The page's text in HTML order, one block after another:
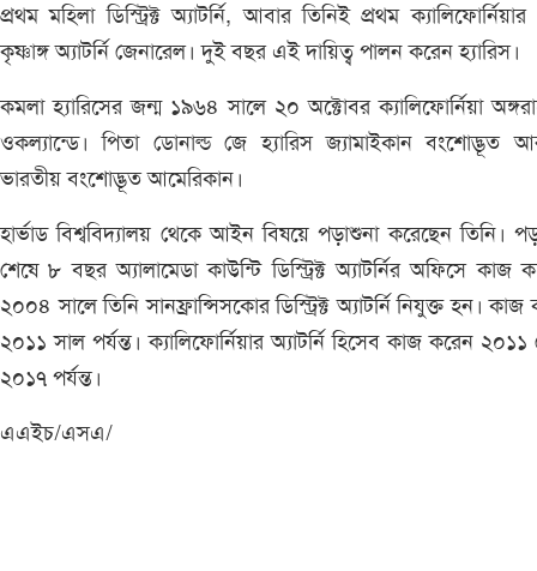
প্রথম মহিলা ডিস্ট্রিক্ট অ্যাটর্নি, আবার তিনিই প্রথম
কৃষ্ণাঙ্গ অ্যাটর্নি জেনারেল। দুই বছর এই দায়িত্ব পালন করেন হ্যারিস।
কমলা হ্যারিসের জন্ম ১৯৬৪ সালে ২০ অক্টোবর ক্যালিফোর্নিয়া
ওকল্যান্ডে। পিতা ডোনাল্ড জে হ্যারিস জ্যামাইকান বংশোদ্ভূত
ভারতীয় বংশোদ্ভূত আমেরিকান।
হার্ভাড বিশ্ববিদ্যালয় থেকে আইন বিষয়ে পড়াশুনা করেছেন তিনি।
শেষে ৮ বছর অ্যালামেডা কাউন্টি ডিস্ট্রিক্ট অ্যাটর্নির অফিসে কাজ
২০০৪ সালে তিনি সানফ্রান্সিসকোর ডিস্ট্রিক্ট অ্যাটর্নি নিযুক্ত হন।
২০১১ সাল পর্যন্ত। ক্যালিফোর্নিয়ার অ্যাটর্নি হিসেব কাজ করেন ২০১১
২০১৭ পর্যন্ত।
এএইচ/এসএ/